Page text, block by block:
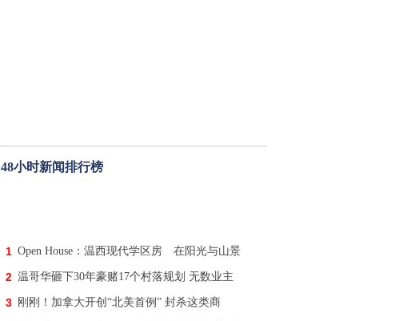
48小时新闻排行榜
1 Open House：温西现代学区房 在阳光与山景
2 温哥华砸下30年豪赌17个村落规划 无数业主
3 刚刚！加拿大开创“北美首例” 封杀这类商